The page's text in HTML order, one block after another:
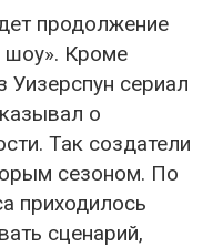
продолжение
шоу». Кроме
сериал
о
Так создатели
сезоном. По
приходилось
сценарий,